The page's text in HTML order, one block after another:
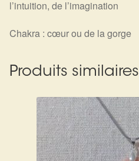
l’intuition, de l’imagination
Chakra : cœur ou de la gorge
Produits similaires